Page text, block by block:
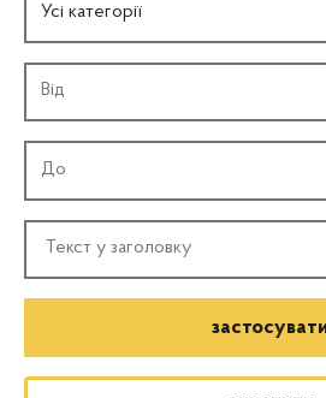
Усі категорії